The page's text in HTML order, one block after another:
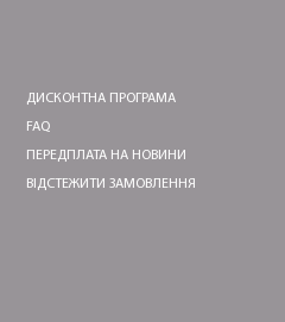
ДИСКОНТНА ПРОГРАМА
FAQ
ПЕРЕДПЛАТА НА НОВИНИ
ВІДСТЕЖИТИ ЗАМОВЛЕННЯ